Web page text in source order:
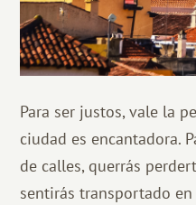
Para ser justos, vale la
ciudad es encantadora.
de calles, querrás
sentirás transportado